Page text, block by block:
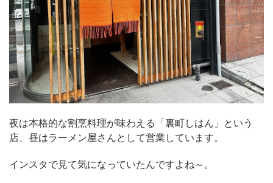
夜は本格的な割烹料理が味わえる「裏町しはん」という
店、昼はラーメン屋さんとして営業しています。
インスタで見て気になっていたんですよね～。